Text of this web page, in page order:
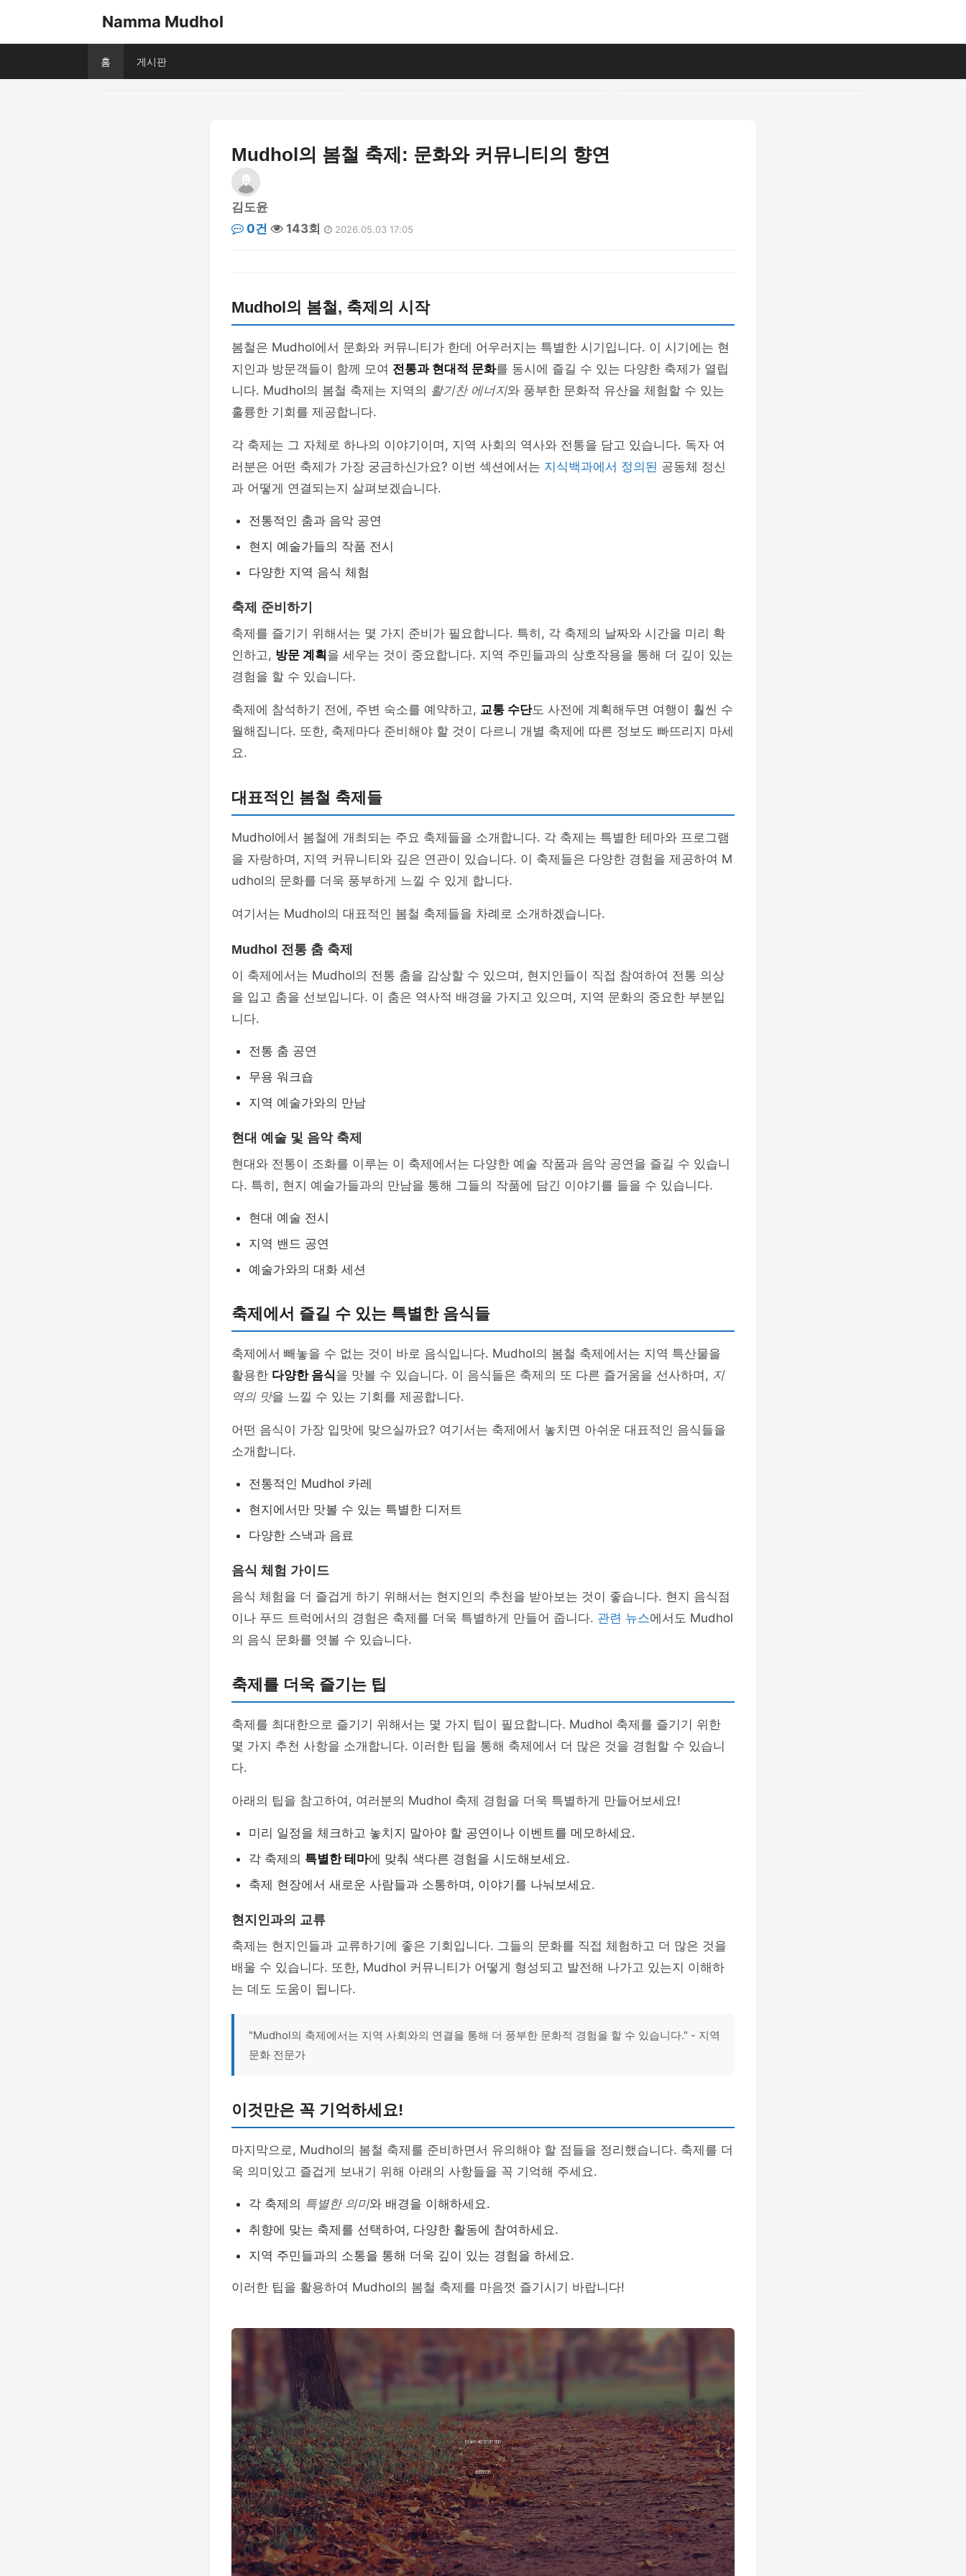
Namma Mudhol
홈 게시판
Mudhol의 봄철 축제: 문화와 커뮤니티의 향연
김도윤
0건
143회 2026.05.03 17:05
Mudhol의 봄철, 축제의 시작
봄철은 Mudhol에서 문화와 커뮤니티가 한데 어우러지는 특별한 시기입니다. 이 시기에는 현
지인과 방문객들이 함께 모여 전통과 현대적 문화를 동시에 즐길 수 있는 다양한 축제가 열립
니다. Mudhol의 봄철 축제는 지역의 활기찬 에너지와 풍부한 문화적 유산을 체험할 수 있는
훌륭한 기회를 제공합니다.
각 축제는 그 자체로 하나의 이야기이며, 지역 사회의 역사와 전통을 담고 있습니다. 독자 여
러분은 어떤 축제가 가장 궁금하신가요? 이번 섹션에서는 지식백과에서 정의된 공동체 정신
과 어떻게 연결되는지 살펴보겠습니다.
전통적인 춤과 음악 공연
현지 예술가들의 작품 전시
다양한 지역 음식 체험
축제 준비하기
축제를 즐기기 위해서는 몇 가지 준비가 필요합니다. 특히, 각 축제의 날짜와 시간을 미리 확
인하고, 방문 계획 을 세우는 것이 중요합니다. 지역 주민들과의 상호작용을 통해 더 깊이 있는
경험을 할 수 있습니다.
축제에 참석하기 전에, 주변 숙소를 예약하고, 교통 수단도 사전에 계획해두면 여행이 훨씬 수
월해집니다. 또한, 축제마다 준비해야 할 것이 다르니 개별 축제에 따른 정보도 빠뜨리지 마세
요.
대표적인 봄철 축제들
Mudhol에서 봄철에 개최되는 주요 축제들을 소개합니다. 각 축제는 특별한 테마와 프로그램
을 자랑하며, 지역 커뮤니티와 깊은 연관이 있습니다. 이 축제들은 다양한 경험을 제공하여 M
udhol의 문화를 더욱 풍부하게 느낄 수 있게 합니다.
여기서는 Mudhol의 대표적인 봄철 축제들을 차례로 소개하겠습니다.
Mudhol 전통 춤 축제
이 축제에서는 Mudhol의 전통 춤을 감상할 수 있으며, 현지인들이 직접 참여하여 전통 의상
을 입고 춤을 선보입니다. 이 춤은 역사적 배경을 가지고 있으며, 지역 문화의 중요한 부분입
니다.
전통 춤 공연
무용 워크숍
지역 예술가와의 만남
현대 예술 및 음악 축제
현대와 전통이 조화를 이루는 이 축제에서는 다양한 예술 작품과 음악 공연을 즐길 수 있습니
다. 특히, 현지 예술가들과의 만남을 통해 그들의 작품에 담긴 이야기를 들을 수 있습니다.
현대 예술 전시
지역 밴드 공연
예술가와의 대화 세션
축제에서 즐길 수 있는 특별한 음식들
축제에서 빼놓을 수 없는 것이 바로 음식입니다. Mudhol의 봄철 축제에서는 지역 특산물을
활용한 다양한 음식을 맛볼 수 있습니다. 이 음식들은 축제의 또 다른 즐거움을 선사하며, 지
역의 맛을 느낄 수 있는 기회를 제공합니다.
어떤 음식이 가장 입맛에 맞으실까요? 여기서는 축제에서 놓치면 아쉬운 대표적인 음식들을
소개합니다.
전통적인 Mudhol 카레
현지에서만 맛볼 수 있는 특별한 디저트
다양한 스낵과 음료
음식 체험 가이드
음식 체험을 더 즐겁게 하기 위해서는 현지인의 추천을 받아보는 것이 좋습니다. 현지 음식점
이나 푸드 트럭에서의 경험은 축제를 더욱 특별하게 만들어 줍니다. 관련 뉴스에서도 Mudhol
의 음식 문화를 엿볼 수 있습니다.
축제를 더욱 즐기는 팁
축제를 최대한으로 즐기기 위해서는 몇 가지 팁이 필요합니다. Mudhol 축제를 즐기기 위한
몇 가지 추천 사항을 소개합니다. 이러한 팁을 통해 축제에서 더 많은 것을 경험할 수 있습니
다.
아래의 팁을 참고하여, 여러분의 Mudhol 축제 경험을 더욱 특별하게 만들어보세요!
미리 일정을 체크하고 놓치지 말아야 할 공연이나 이벤트를 메모하세요.
각 축제의 특별한 테마에 맞춰 색다른 경험을 시도해보세요.
축제 현장에서 새로운 사람들과 소통하며, 이야기를 나눠보세요.
현지인과의 교류
축제는 현지인들과 교류하기에 좋은 기회입니다. 그들의 문화를 직접 체험하고 더 많은 것을
배울 수 있습니다. 또한, Mudhol 커뮤니티가 어떻게 형성되고 발전해 나가고 있는지 이해하
는 데도 도움이 됩니다.
"Mudhol의 축제에서는 지역 사회와의 연결을 통해 더 풍부한 문화적 경험을 할 수 있습니다." - 지역
문화 전문가
이것만은 꼭 기억하세요!
마지막으로, Mudhol의 봄철 축제를 준비하면서 유의해야 할 점들을 정리했습니다. 축제를 더
욱 의미있고 즐겁게 보내기 위해 아래의 사항들을 꼭 기억해 주세요.
각 축제의 특별한 의미와 배경을 이해하세요.
취향에 맞는 축제를 선택하여, 다양한 활동에 참여하세요.
지역 주민들과의 소통을 통해 더욱 깊이 있는 경험을 하세요.
이러한 팁을 활용하여 Mudhol의 봄철 축제를 마음껏 즐기시기 바랍니다!